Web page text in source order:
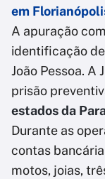
em
A apuração
identificação
João Pessoa. A
prisão
estados da
Durante as
contas
motos, joias,